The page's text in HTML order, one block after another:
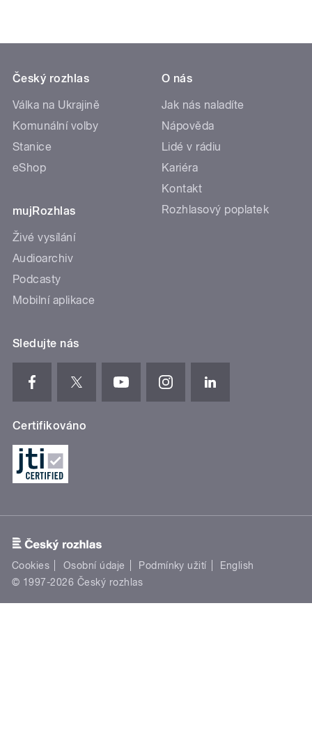
Český rozhlas
Válka na Ukrajině
Komunální volby
Stanice
eShop
mujRozhlas
Živé vysílání
Audioarchiv
Podcasty
Mobilní aplikace
O nás
Jak nás naladíte
Nápověda
Lidé v rádiu
Kariéra
Kontakt
Rozhlasový poplatek
Sledujte nás
Certifikováno
Cookies Osobní údaje Podmínky užití
English
© 1997-2026 Český rozhlas